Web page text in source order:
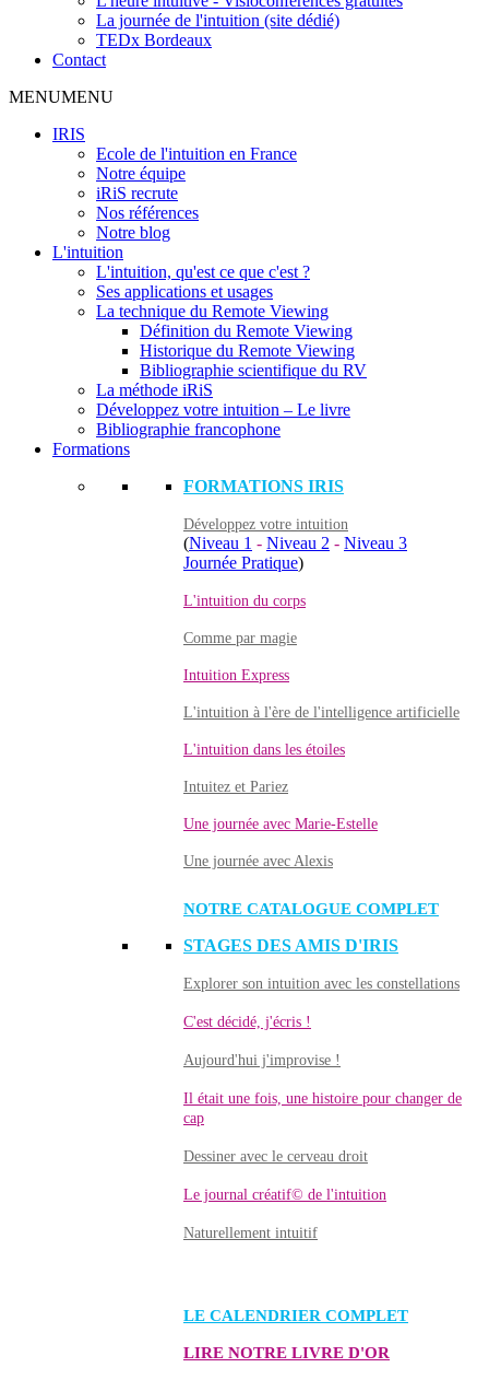
La journée de l'intuition (site dédié)
TEDx Bordeaux
Contact
MENUMENU
IRIS
Ecole de l'intuition en France
Notre équipe
iRiS recrute
Nos références
Notre blog
L'intuition
L'intuition, qu'est ce que c'est ?
Ses applications et usages
La technique du Remote Viewing
Définition du Remote Viewing
Historique du Remote Viewing
Bibliographie scientifique du RV
La méthode iRiS
Développez votre intuition – Le livre
Bibliographie francophone
Formations
FORMATIONS IRIS
Développez votre intuition
(Niveau 1 - Niveau 2 - Niveau 3
Journée Pratique)
L'intuition du corps
Comme par magie
Intuition Express
L'intuition à l'ère de l'intelligence artificielle
L'intuition dans les étoiles
Intuitez et Pariez
Une journée avec Marie-Estelle
Une journée avec Alexis
NOTRE CATALOGUE COMPLET
STAGES DES AMIS D'IRIS
Explorer son intuition avec les constellations
C'est décidé, j'écris !
Aujourd'hui j'improvise !
Il était une fois, une histoire pour changer de
cap
Dessiner avec le cerveau droit
Le journal créatif© de l'intuition
Naturellement intuitif
LE CALENDRIER COMPLET
LIRE NOTRE LIVRE D'OR